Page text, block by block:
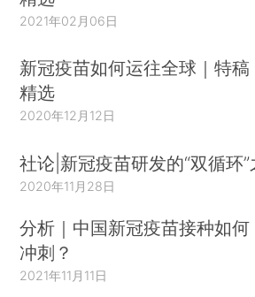
2021年02月06日
新冠疫苗如何运往全球｜特稿
精选
2020年12月12日
社论|新冠疫苗研发的“双循环”
2020年11月28日
分析｜中国新冠疫苗接种如何
冲刺？
2021年11月11日